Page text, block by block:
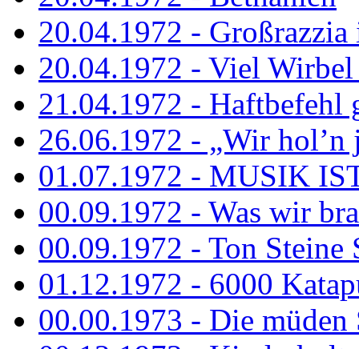
20.04.1972 - Großrazzia
20.04.1972 - Viel
21.04.1972 - Haftbefehl
26.06.1972 - „Wir hol’n
01.07.1972 - MUSIK
00.09.1972 - Was wir
00.09.1972 - Ton Steine
01.12.1972 - 6000
00.00.1973 - Die müden